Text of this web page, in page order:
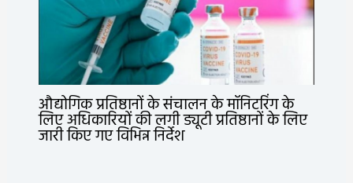
औद्योगिक प्रतिष्ठानों के संचालन के मॉनिटरिंग के
लिए अधिकारियों की लगी ड्यूटी प्रतिष्ठानों के लिए
जारी किए गए विभिन्न निर्देश